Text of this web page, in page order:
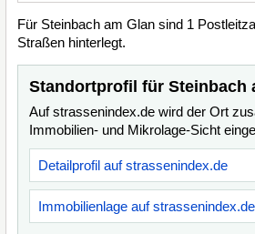
Für Steinbach am Glan sind 1
Straßen hinterlegt.
Standortprofil für Steinbach
Auf strassenindex.de wird der Ort
Immobilien- und Mikrolage-Sicht
Detailprofil auf strassenindex.de
Immobilienlage auf strassenindex.de